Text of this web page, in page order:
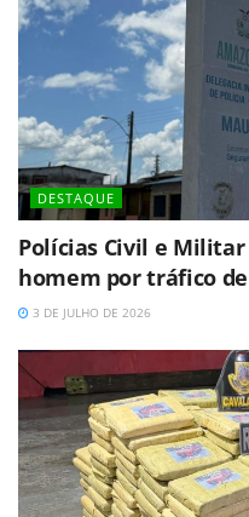
DESTAQUE
Polícias Civil e
homem por tráfico
3 DE JULHO DE 2026